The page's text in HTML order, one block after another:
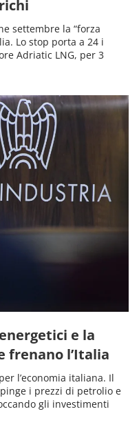
settembre la “forza
Lo stop porta a 24 i
Adriatic LNG, per 3
e la
frenano l’Italia
l’economia italiana. Il
i prezzi di petrolio e
gli investimenti